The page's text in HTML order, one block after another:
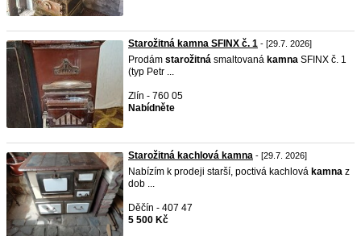
Starožitná kamna SFINX č. 1 - [29.7. 2026]
Prodám starožitná smaltovaná kamna SFINX č. 1
(typ Petr ...
Zlín - 760 05
Nabídněte
Starožitná kachlová kamna - [29.7. 2026]
Nabízím k prodeji starší, poctivá kachlová kamna z
dob ...
Děčín - 407 47
5 500 Kč